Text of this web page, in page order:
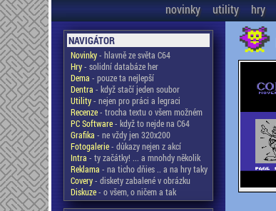
novinky utility hry
NAVIGÁTOR
Novinky- hlavně ze světa C64
Hry- solidní databáze her
Dema - pouze ta nejlepší
Dentra - když stačí jeden soubor
Utility- nejen pro práci a legraci
Recenze- trocha textu o všem možném
PC Software- když to nejde na C64
Grafika - ne vždy jen 320x200
Fotogalerie- důkazy nejen z akcí
Intra - ty začátky! ... a mnohdy několik
Reklama - na ticho dňies .. a na hry taky
Covery- diskety zabalené v obrázku
Diskuze- o všem, o ničem a tak